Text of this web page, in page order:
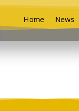
Home News